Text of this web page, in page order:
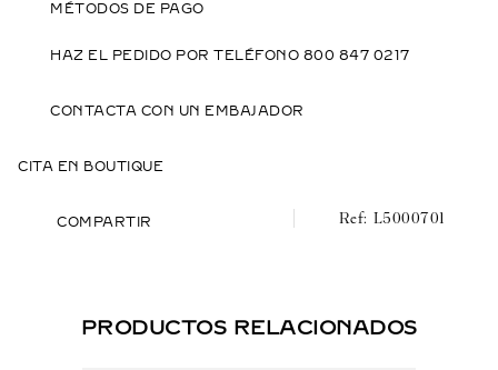
MÉTODOS DE PAGO
HAZ EL PEDIDO POR TELÉFONO 800 847 0217
CONTACTA CON UN EMBAJADOR
CITA EN BOUTIQUE
COMPARTIR L5000701
PRODUCTOS RELACIONADOS